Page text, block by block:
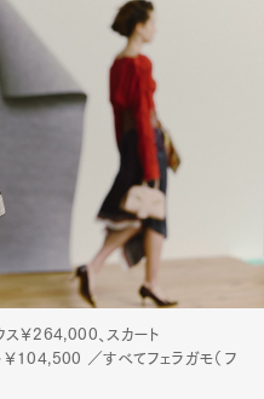
￥264,000、スカート
104,500 ／すべてフェラガモ（フ